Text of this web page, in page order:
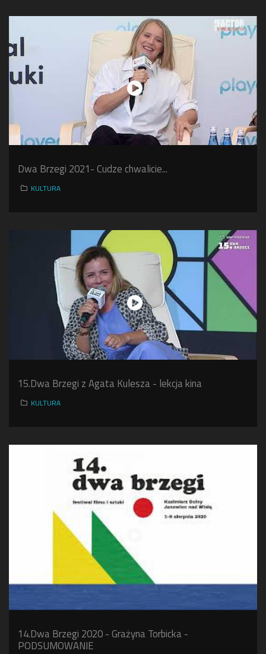
Dwa Brzegi 2021- Cudze chwalicie...
KULTURA
15.Dwa Brzegi z Agata Kulesza - lekcja kina
KULTURA
14.Dwa Brzegi 2020 - Grażyna Torbicka -
PODSUMOWANIE